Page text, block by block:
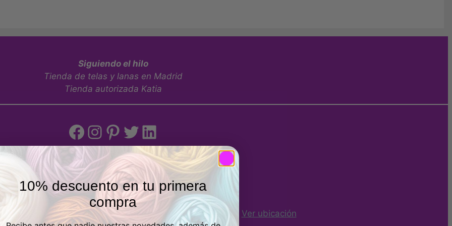
Siguiendo el hilo
Tienda de telas y lanas en Madrid
Tienda autorizada Katia
Facebook
Instagram
Pinterest
Twitter
LinkedIn
Tienda física
21 Posterior, Local 1, Vicálvaro, 28032 Madrid, España - Ver ubicación
10% descuento en tu primera
compra